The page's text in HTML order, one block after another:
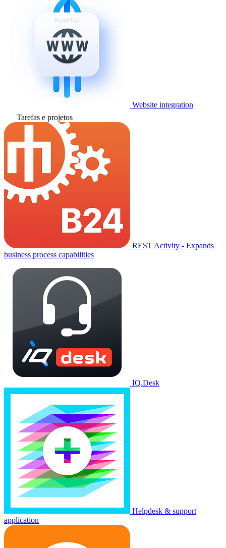
Website integration
Tarefas e projetos
REST Activity - Expands
business process capabilities
IQ.Desk
Helpdesk & support
application